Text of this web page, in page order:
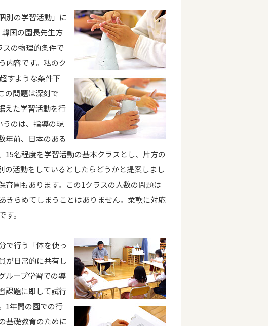
別の学習活動」に
国の園長先生方
スの物理的条件で
内容です。私のク
すような条件下
の問題は深刻で
えた学習活動を行
うのは、指導の現
年前、日本のある
名程度を学習活動の基本クラスとし、片方の
活動をしているとしたらどうかと提案しまし
園もあります。この1クラスの人数の問題は
きらめてしまうことはありません。柔軟に対応
。
で行う「体を使っ
が日常的に共有し
ループ学習での導
課題に即して試行
1年間の園での行
基礎教育のために